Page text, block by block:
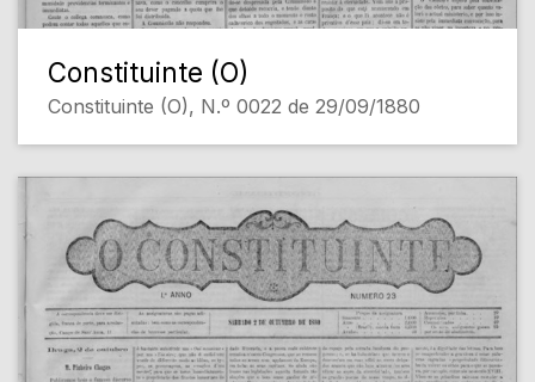
Constituinte (O)
Constituinte (O), N.º 0022 de 29/09/1880